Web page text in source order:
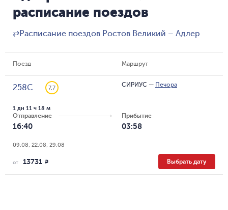
расписание поездов
⇄Расписание поездов Ростов Великий – Адлер
Поезд Маршрут
258С 7.7 СИРИУС — Печора
Отправление
16:40
1 дн 11 ч 18 м
Прибытие
03:58
09.08, 22.08, 29.08
от 13731 R Выбрать дату